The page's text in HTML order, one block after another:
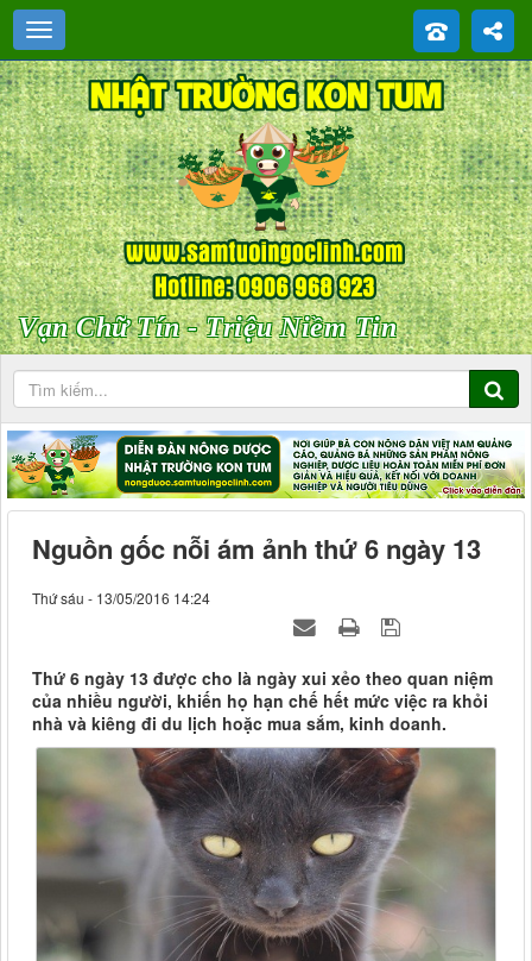
Vạn Chữ Tín - Triệu Niềm Tin
Nguồn gốc nỗi ám ảnh thứ 6 ngày 13
Thứ sáu - 13/05/2016 14:24
Thứ 6 ngày 13 được cho là ngày xui xẻo theo quan niệm
của nhiều người, khiến họ hạn chế hết mức việc ra khỏi
nhà và kiêng đi du lịch hoặc mua sắm, kinh doanh.